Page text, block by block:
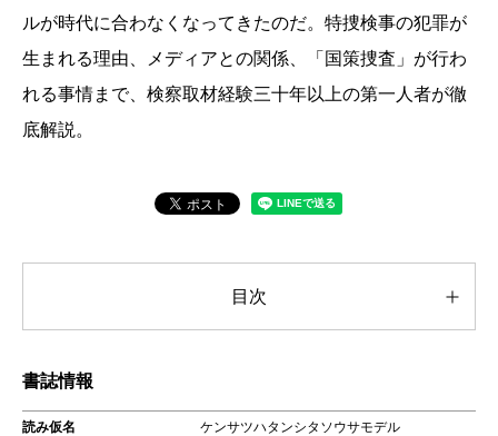
ルが時代に合わなくなってきたのだ。特捜検事の犯罪が
生まれる理由、メディアとの関係、「国策捜査」が行わ
れる事情まで、検察取材経験三十年以上の第一人者が徹
底解説。
目次
書誌情報
読み仮名 ケンサツハタンシタソウサモデル